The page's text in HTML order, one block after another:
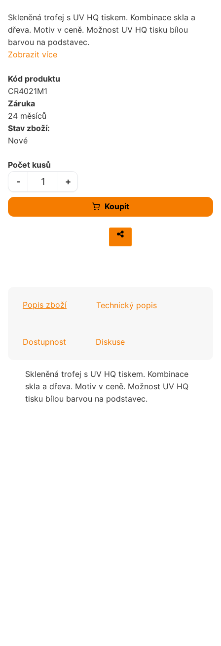
Skleněná trofej s UV HQ tiskem. Kombinace skla a
dřeva. Motiv v ceně. Možnost UV HQ tisku bílou
barvou na podstavec.
Zobrazit více
Kód produktu
CR4021M1
Záruka
24 měsíců
Stav zboží:
Nové
Koupit
Počet kusů
+
-
Popis zboží Technický popis
Dostupnost Diskuse
Skleněná trofej s UV HQ tiskem. Kombinace
skla a dřeva. Motiv v ceně. Možnost UV HQ
tisku bílou barvou na podstavec.